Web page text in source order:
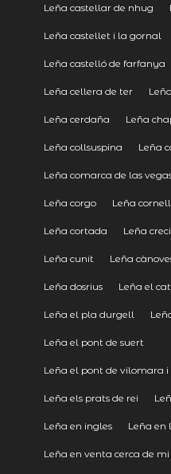
Leña castellar de nhug
Leña castellet i la gornal
Leña castelló de farfanya
Leña cellera de ter
Leña cerdaña Leña
Leña collsuspina Leña
Leña comarca de las
Leña corgo Leña
Leña cortada Leña
Leña cunit Leña
Leña dosrius Leña el
Leña el pla durgell
Leña el pont de suert
Leña el pont de vilomara i
Leña els prats de rei
Leña en ingles Leña en
Leña en venta cerca de mi